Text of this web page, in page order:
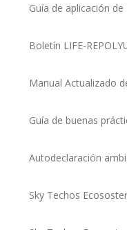
Guía de aplicación de
Boletín LIFE-
Manual Actualizado
Guía de buenas
Autodeclaración
Sky Techos